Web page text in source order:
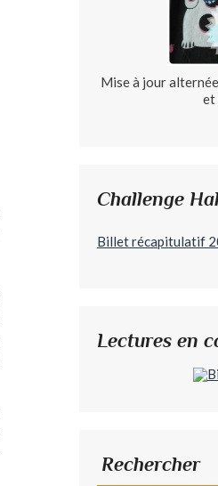
Mise à jour
et
Challenge
Billet récapitulatif
Lectures en
Rechercher